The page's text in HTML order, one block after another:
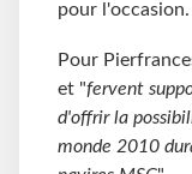
pour l'occasion.
Pour
et "fervent
d'offrir la
monde 2010